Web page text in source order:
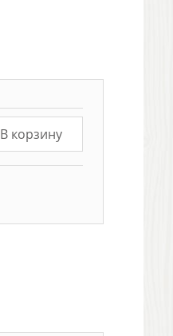
В корзину